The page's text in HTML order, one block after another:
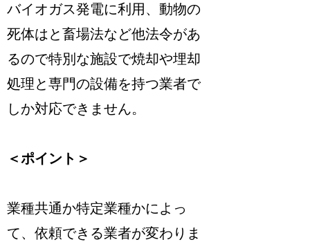
バイオガス発電に利用、動物の
死体はと畜場法など他法令があ
るので特別な施設で焼却や埋却
処理と専門の設備を持つ業者で
しか対応できません。
＜ポイント＞
業種共通か特定業種かによっ
て、依頼できる業者が変わりま